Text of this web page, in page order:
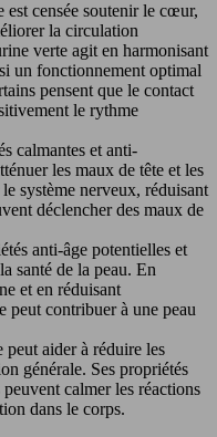
est censée soutenir le cœur,
la circulation
verte agit en harmonisant
un fonctionnement optimal
pensent que le contact
le rythme
calmantes et anti-
les maux de tête et les
système nerveux, réduisant
déclencher des maux de
anti-âge potentielles et
santé de la peau. En
et en réduisant
peut contribuer à une peau
peut aider à réduire les
générale. Ses propriétés
calmer les réactions
dans le corps.